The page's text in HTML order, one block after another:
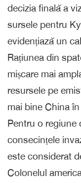
decizia finală a
sursele pentru
evidențiază un
Rațiunea din
mișcare mai
resursele pe
mai bine China
Pentru o regiune
consecințele
este considerat
Colonelul